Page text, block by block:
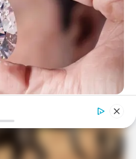
By The Bible